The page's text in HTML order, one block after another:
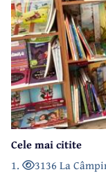
Cele mai citite
1.
3136 La